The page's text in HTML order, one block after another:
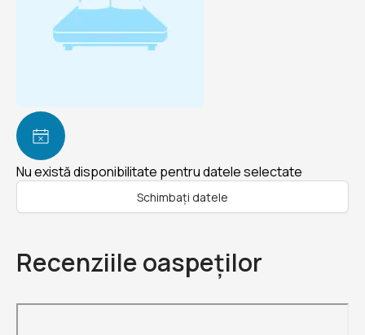
Nu există disponibilitate pentru datele selectate
Schimbați datele
Recenziile oaspeților